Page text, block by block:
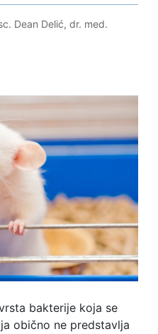
Dean Delić, dr. med.
bakterije koja se
obično ne predstavlja